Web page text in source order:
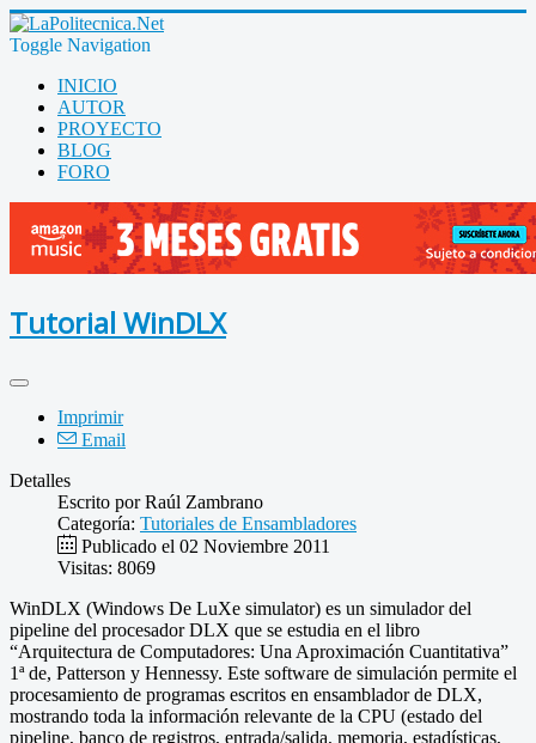
Toggle Navigation
INICIO
AUTOR
PROYECTO
BLOG
FORO
Tutorial WinDLX
Imprimir
Email
Detalles
Escrito porRaúl Zambrano
Categoría: Tutoriales de Ensambladores
Publicado el 02 Noviembre 2011
Visitas: 8069
WinDLX (Windows De LuXe simulator) es un simulador del
pipeline del procesador DLX que se estudia en el libro
“Arquitectura de Computadores: Una Aproximación Cuantitativa”
1ª de, Patterson y Hennessy. Este software de simulación permite el
procesamiento de programas escritos en ensamblador de DLX,
mostrando toda la información relevante de la CPU (estado del
pipeline, banco de registros, entrada/salida, memoria, estadísticas,